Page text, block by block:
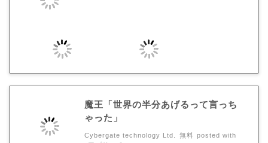
魔王「世界の半分あげるって言っち
ゃった」
Cybergate technology Ltd. 無料 posted with